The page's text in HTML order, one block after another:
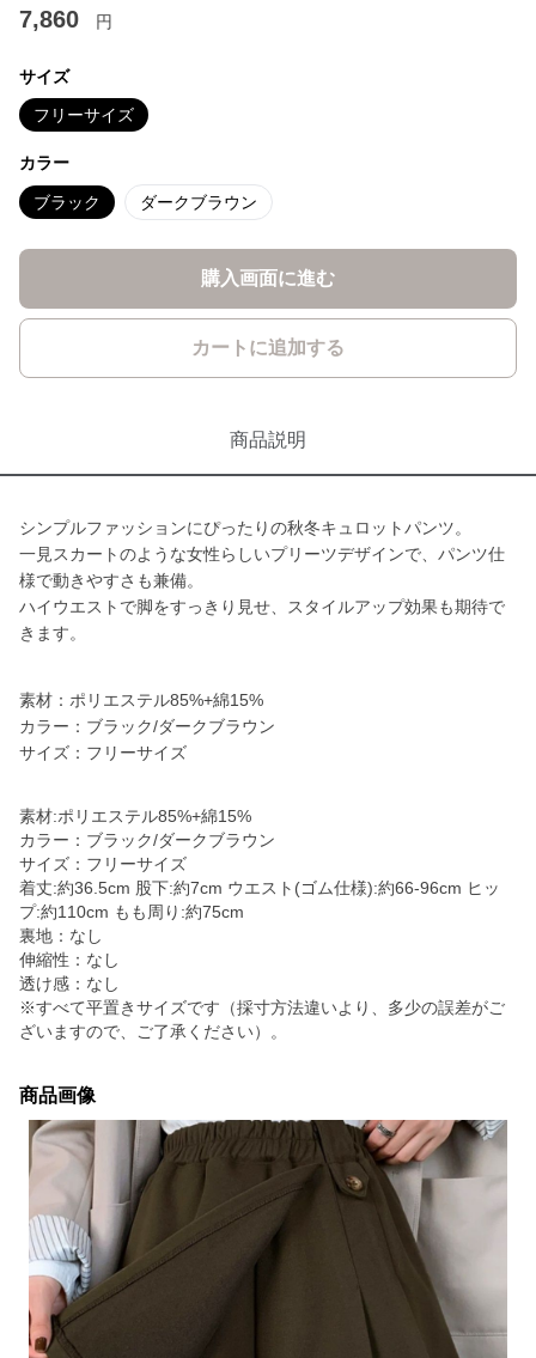
7,860 円
サイズ
フリーサイズ
カラー
ブラック ダークブラウン
購入画面に進む
カートに追加する
商品説明
シンプルファッションにぴったりの秋冬キュロットパンツ。
一見スカートのような女性らしいプリーツデザインで、パンツ仕
様で動きやすさも兼備。
ハイウエストで脚をすっきり見せ、スタイルアップ効果も期待で
きます。
素材：ポリエステル85%+綿15%
カラー：ブラック/ダークブラウン
サイズ：フリーサイズ
素材:ポリエステル85%+綿15%
カラー：ブラック/ダークブラウン
サイズ：フリーサイズ
着丈:約36.5cm 股下:約7cm ウエスト(ゴム仕様):約66-96cm ヒッ
プ:約110cm もも周り:約75cm
裏地：なし
伸縮性：なし
透け感：なし
※すべて平置きサイズです（採寸方法違いより、多少の誤差がご
ざいますので、ご了承ください）。
商品画像